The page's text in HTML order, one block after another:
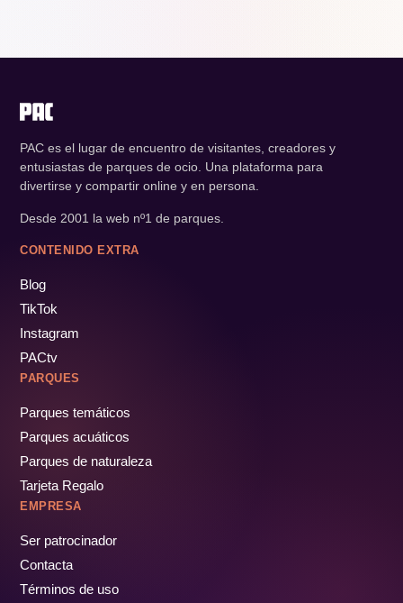
PAC es el lugar de encuentro de visitantes, creadores y
entusiastas de parques de ocio. Una plataforma para
divertirse y compartir online y en persona.
Desde 2001 la web nº1 de parques.
CONTENIDO EXTRA
Blog
TikTok
Instagram
PACtv
PARQUES
Parques temáticos
Parques acuáticos
Parques de naturaleza
Tarjeta Regalo
EMPRESA
Ser patrocinador
Contacta
Términos de uso